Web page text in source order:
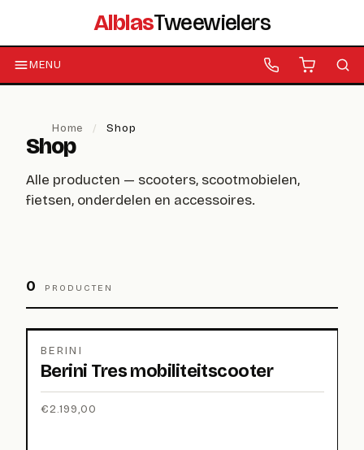
AlblasTweewielers
MENU
Home / Shop
Shop
Alle producten — scooters, scootmobielen,
fietsen, onderdelen en accessoires.
0 PRODUCTEN
BERINI
Berini Tres mobiliteitscooter
€2.199,00